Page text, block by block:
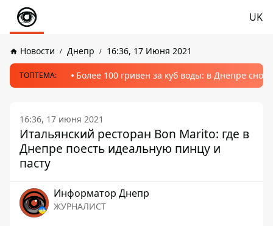
UK
Новости Днепр 16:36, 17 Июня 2021
ТОПТЕМА: Более 100 гривен за куб воды: в Днепре
16:36, 17 июня 2021
Итальянский ресторан Bon Marito: где в
Днепре поесть идеальную пинцу и
пасту
Информатор Днепр
ЖУРНАЛИСТ